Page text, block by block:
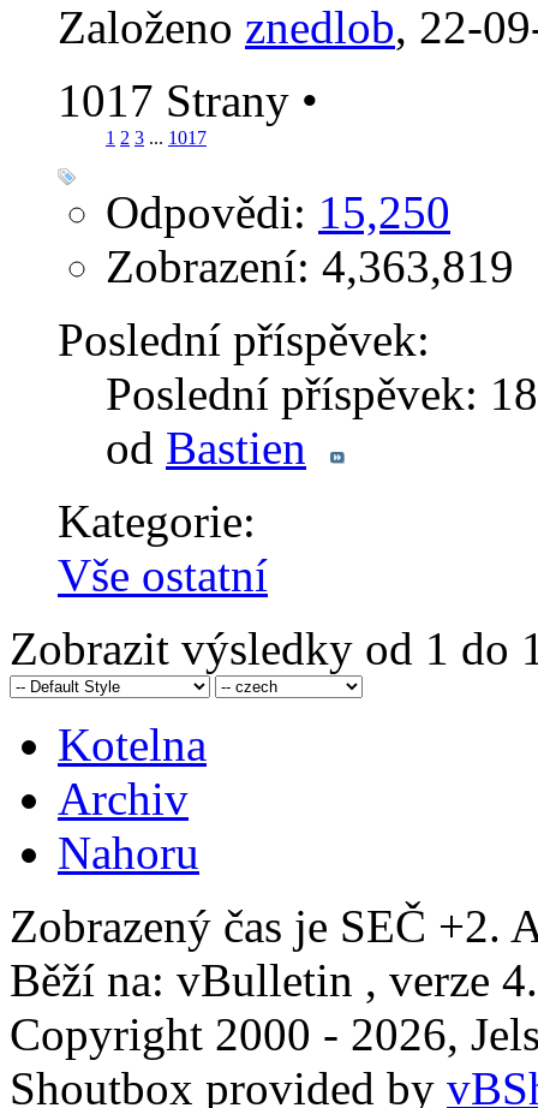
Založeno znedlob‎, 22-
1017 Strany •
1 2 3 ... 1017
Odpovědi: 15,250
Zobrazení: 4,363,819
Poslední příspěvek:
Poslední příspěvek:
od Bastien
Kategorie:
Vše ostatní
Zobrazit výsledky od 1 do
Kotelna
Archiv
Nahoru
Zobrazený čas je SEČ +2.
Běží na: vBulletin , verze
Copyright 2000 - 2026,
Shoutbox provided by